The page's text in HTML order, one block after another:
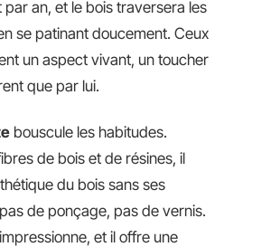
par an, et le bois traversera les
se patinant doucement. Ceux
un aspect vivant, un toucher
que par lui.
bouscule les habitudes.
de bois et de résines, il
du bois sans ses
de ponçage, pas de vernis.
et il offre une